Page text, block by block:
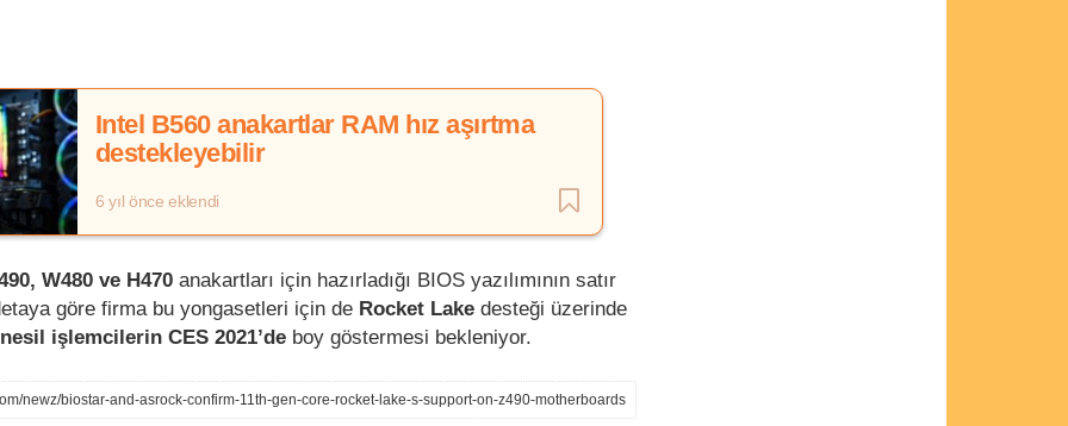
Intel B560 anakartlar RAM hız aşırtma
destekleyebilir
6 yıl önce eklendi
W480 ve H470 anakartları için hazırladığı BIOS yazılımının satır
göre firma bu yongasetleri için de Rocket Lake desteği üzerinde
işlemcilerin CES 2021’de boy göstermesi bekleniyor.
newz/biostar-and-asrock-confirm-11th-gen-core-rocket-lake-s-support-on-z490-motherboards